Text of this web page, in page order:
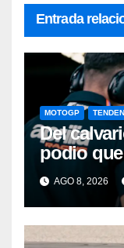
Entrada
MOTOGP
Del
podio
periodo
AGO 8, 2026